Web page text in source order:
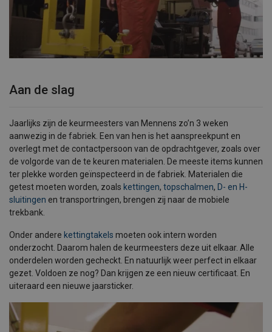
Aan de slag
Jaarlijks zijn de keurmeesters van Mennens zo’n 3 weken
aanwezig in de fabriek. Een van hen is het aanspreekpunt en
overlegt met de contactpersoon van de opdrachtgever, zoals over
de volgorde van de te keuren materialen. De meeste items kunnen
ter plekke worden geïnspecteerd in de fabriek. Materialen die
getest moeten worden, zoals kettingen, topschalmen, D- en H-
sluitingen en transportringen, brengen zij naar de mobiele
trekbank.
Onder andere kettingtakels moeten ook intern worden
onderzocht. Daarom halen de keurmeesters deze uit elkaar. Alle
onderdelen worden gecheckt. En natuurlijk weer perfect in elkaar
gezet. Voldoen ze nog? Dan krijgen ze een nieuw certificaat. En
uiteraard een nieuwe jaarsticker.